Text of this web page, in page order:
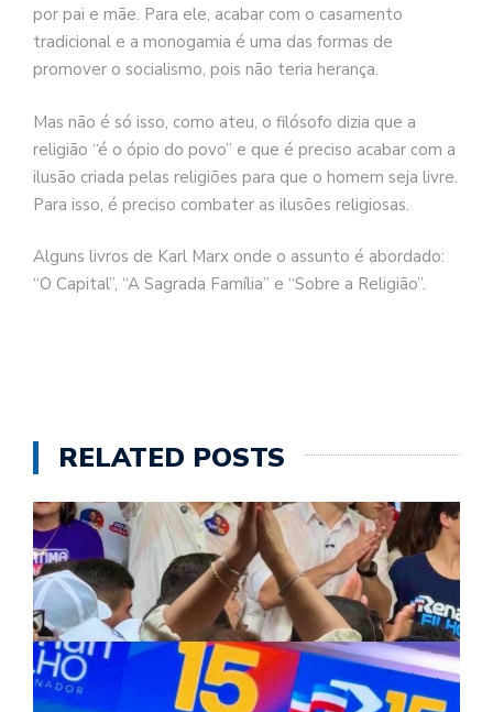
por pai e mãe. Para ele, acabar com o casamento
tradicional e a monogamia é uma das formas de
promover o socialismo, pois não teria herança.
Mas não é só isso, como ateu, o filósofo dizia que a
religião “é o ópio do povo” e que é preciso acabar com a
ilusão criada pelas religiões para que o homem seja livre.
Para isso, é preciso combater as ilusões religiosas.
Alguns livros de Karl Marx onde o assunto é abordado:
“O Capital”, “A Sagrada Família” e “Sobre a Religião”.
RELATED POSTS